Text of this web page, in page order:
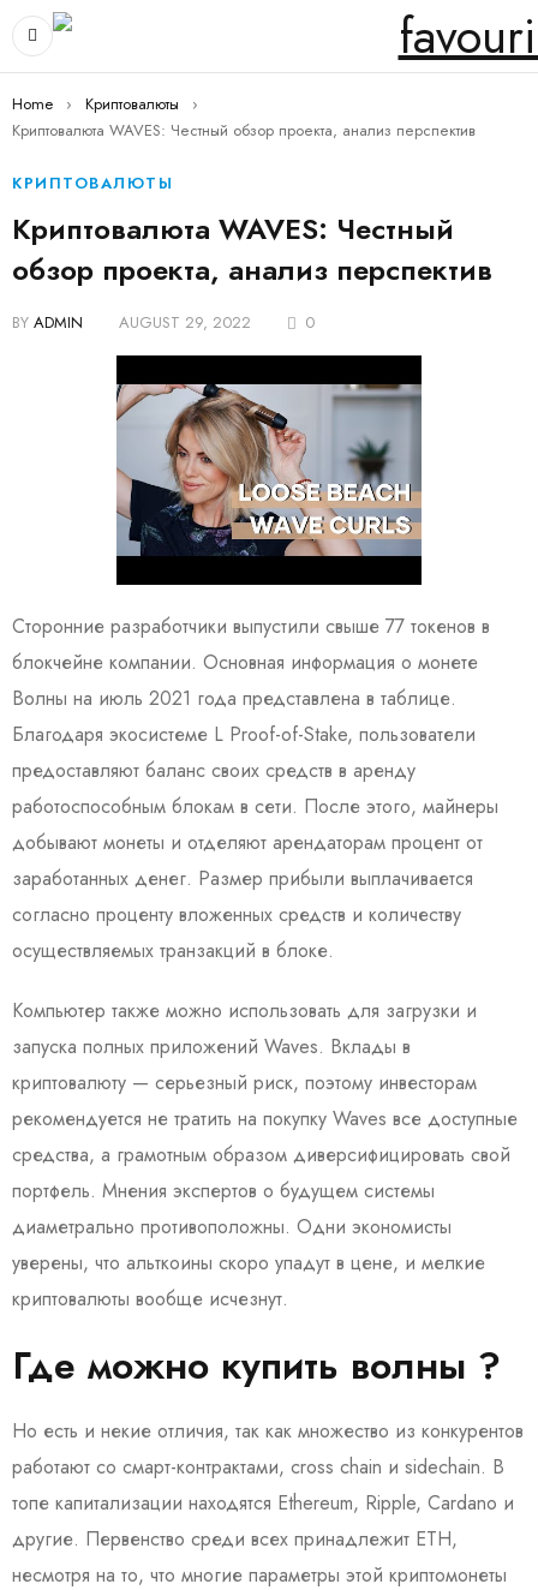
Home › Криптовалюты
›
Криптовалюта WAVES: Честный обзор проекта, анализ перспектив
КРИПТОВАЛЮТЫ
Криптовалюта WAVES: Честный
обзор проекта, анализ перспектив
BY ADMIN AUGUST 29, 2022 0
Сторонние разработчики выпустили свыше 77 токенов в
блокчейне компании. Основная информация о монете
Волны на июль 2021 года представлена в таблице.
Благодаря экосистеме L Proof-of-Stake, пользователи
предоставляют баланс своих средств в аренду
работоспособным блокам в сети. После этого, майнеры
добывают монеты и отделяют арендаторам процент от
заработанных денег. Размер прибыли выплачивается
согласно проценту вложенных средств и количеству
осуществляемых транзакций в блоке.
Компьютер также можно использовать для загрузки и
запуска полных приложений Waves. Вклады в
криптовалюту — серьезный риск, поэтому инвесторам
рекомендуется не тратить на покупку Waves все доступные
средства, а грамотным образом диверсифицировать свой
портфель. Мнения экспертов о будущем системы
диаметрально противоположны. Одни экономисты
уверены, что альткоины скоро упадут в цене, и мелкие
криптовалюты вообще исчезнут.
Где можно купить волны ?
Но есть и некие отличия, так как множество из конкурентов
работают со смарт-контрактами, cross chain и sidechain. В
топе капитализации находятся Ethereum, Ripple, Cardano и
другие. Первенство среди всех принадлежит ETH,
несмотря на то, что многие параметры этой криптомонеты